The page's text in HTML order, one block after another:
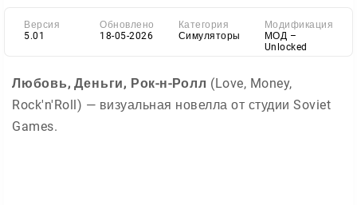
Версия
5.01
Обновлено
18-05-2026
Категория
Симуляторы
Модификация
МОД –
Unlocked
Любовь, Деньги, Рок-н-Ролл (Love, Money,
Rock'n'Roll) — визуальная новелла от студии Soviet
Games.